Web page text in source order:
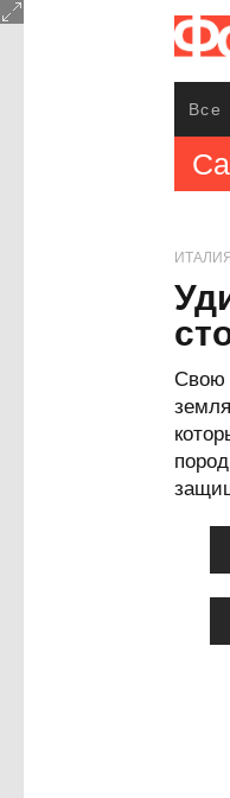
Все
ИТАЛИЯ
Свою